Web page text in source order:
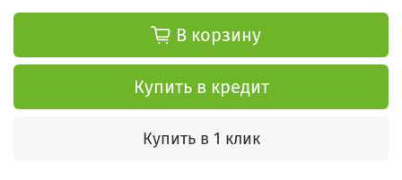
В корзину
Купить в кредит
Купить в 1 клик